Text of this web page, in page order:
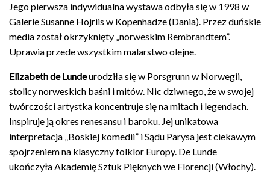
Jego pierwsza indywidualna wystawa odbyła się w 1998 w
Galerie Susanne Hojriis w Kopenhadze (Dania). Przez duńskie
media został okrzyknięty „norweskim Rembrandtem”.
Uprawia przede wszystkim malarstwo olejne.
Elizabeth de Lundeurodziła się w Porsgrunn w Norwegii,
stolicy norweskich baśni i mitów. Nic dziwnego, że w swojej
twórczości artystka koncentruje się na mitach i legendach.
Inspiruje ją okres renesansu i baroku. Jej unikatowa
interpretacja „Boskiej komedii” i Sądu Parysa jest ciekawym
spojrzeniem na klasyczny folklor Europy. De Lunde
ukończyła Akademię Sztuk Pięknych we Florencji (Włochy).